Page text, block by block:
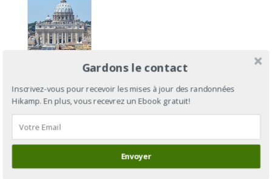
Francigena
: de
à Rome
Gardons le contact
Inscrivez-vous pour recevoir les mises à jour des randonnées
Hikamp. En plus, vous recevrez un Ebook gratuit!
Envoyer